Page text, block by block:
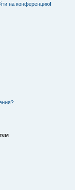
на конференцию!